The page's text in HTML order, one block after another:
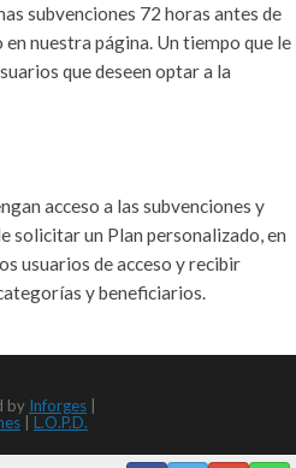
subvenciones 72 horas antes de
nuestra página. Un tiempo que le
que deseen optar a la
acceso a las subvenciones y
solicitar un Plan personalizado, en
usuarios de acceso y recibir
y beneficiarios.
by Inforges
L.O.P.D.